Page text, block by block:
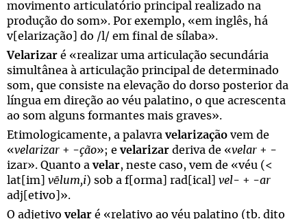
movimento articulatório principal realizado na
produção do som». Por exemplo, «em inglês, há
v[elarização] do /l/ em final de sílaba».
Velarizar é «realizar uma articulação secundária
simultânea à articulação principal de determinado
som, que consiste na elevação do dorso posterior da
língua em direção ao véu palatino, o que acrescenta
ao som alguns formantes mais graves».
Etimologicamente, a palavra velarização vem de
«velarizar + -ção»; e velarizar deriva de «velar + -
izar». Quanto a velar, neste caso, vem de «véu (<
lat[im] vēlum,i) sob a f[orma] rad[ical] vel- + -ar
adj[etivo]».
O adjetivo velar é «relativo ao véu palatino (tb. dito